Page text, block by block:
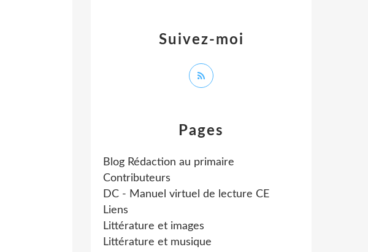
Pages
Blog Rédaction au primaire
Contributeurs
DC - Manuel virtuel de lecture CE
Liens
Littérature et images
Littérature et musique
Suivez-moi